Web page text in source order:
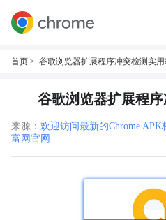
首页 > 谷歌浏览器扩展程序冲突检测实用
谷歌浏览器扩展程
来源： 欢迎访问最新的Chrome APK
富网官网